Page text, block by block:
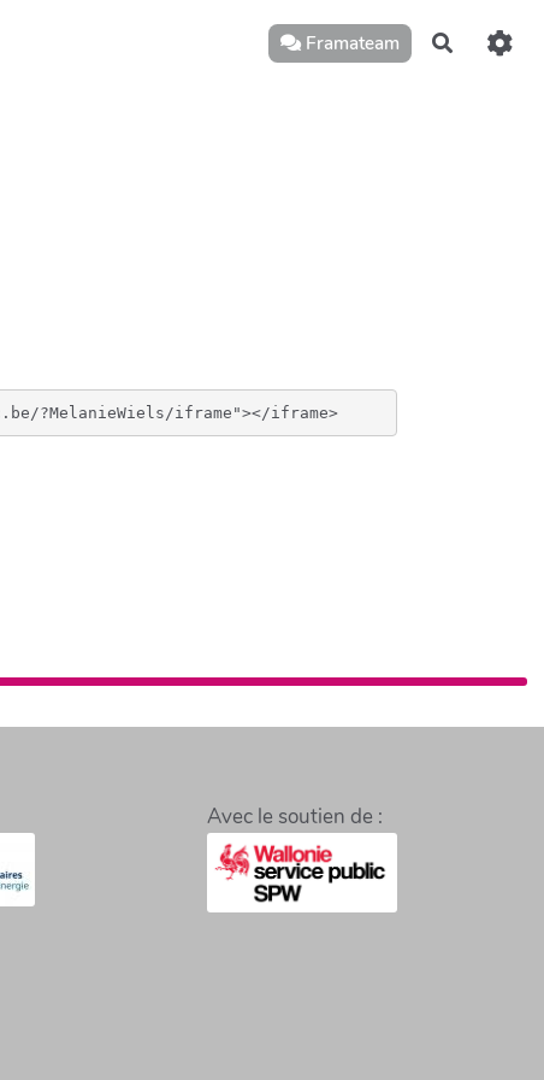
Framateam
<iframe class="auto-resize" width="100%" scroll="no" frameborder="0" src="https://reseau-pollec.be/?MelanieWiels/iframe"></iframe>
Avec le soutien de :